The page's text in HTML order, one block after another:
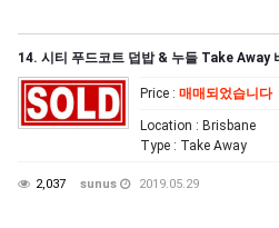
14. 시티 푸드코트 덥밥 & 누들 Take Away
Price : 매매되었습니다
Location : Brisbane
Type : Take Away
2,037 sunus 2019.05.29